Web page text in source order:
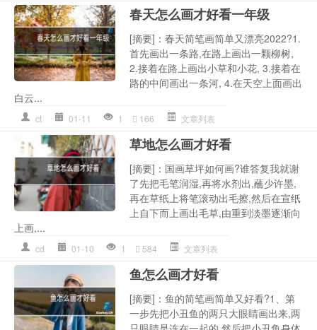
春天怎么画才好看一年级
[摘要]：春天简笔画简单又漂亮2022?1.
首先画出一条路,在路上画出一颗柳树,
2.接着在路上画出小草和小花, 3.接着在
路的中间画出一条河, 4.在天空上面画出
白云...
ct 01-11 1 166 文章列表
草地怎么画才好看
[摘要]：国画草坪如何画?谁答复我就谢
了先把毛笔润湿,再将水剂出,蘸少许墨,
再在草纸上将笔滚动出毛擦,然后在宣纸
上自下而上画出毛草,由重到淡墨逐渐向
上画,...
cd 01-10 1 584 文章列表
鱼怎么画才好看
[摘要]：鱼的简笔画简单又好看?1、第
一步先把小丑鱼的两只大眼睛画出来,两